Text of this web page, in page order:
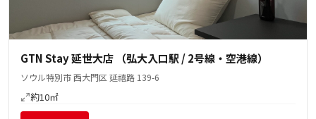
GTN Stay 延世大店 （弘大入口駅 / 2号線・空港線）
ソウル特別市 西大門区 延禧路 139-6
約10㎡